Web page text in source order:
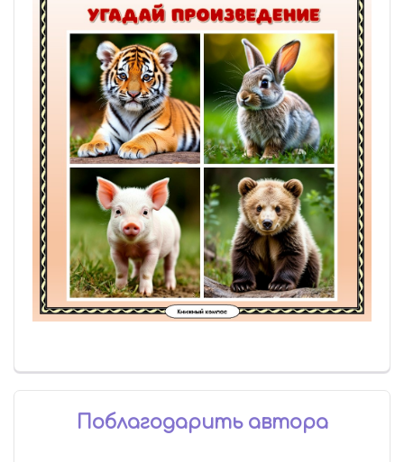
Поблагодарить автора